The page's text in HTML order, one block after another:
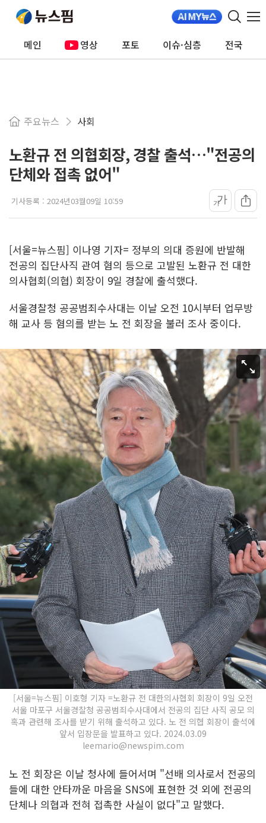
메인 영상 포토 이슈·심층 전국
주요뉴스 사회
노환규 전 의협회장, 경찰 출석…"전공의
단체와 접촉 없어"
기사등록 : 2024년03월09일 10:59 가가
[서울=뉴스핌] 이나영 기자= 정부의 의대 증원에 반발해
전공의 집단사직 관여 혐의 등으로 고발된 노환규 전 대한
의사협회(의협) 회장이 9일 경찰에 출석했다.
서울경찰청 공공범죄수사대는 이날 오전 10시부터 업무방
해 교사 등 혐의를 받는 노 전 회장을 불러 조사 중이다.
[서울=뉴스핌] 이호형 기자 =노환규 전 대한의사협회 회장이 9일 오전
서울 마포구 서울경찰청 공공범죄수사대에서 전공의 집단 사직 공모 의
혹과 관련해 조사를 받기 위해 출석하고 있다. 노 전 의협 회장이 출석에
앞서 입장문을 발표하고 있다. 2024.03.09
leemario@newspim.com
노 전 회장은 이날 청사에 들어서며 "선배 의사로서 전공의
들에 대한 안타까운 마음을 SNS에 표현한 것 외에 전공의
단체나 의협과 전혀 접촉한 사실이 없다"고 말했다.